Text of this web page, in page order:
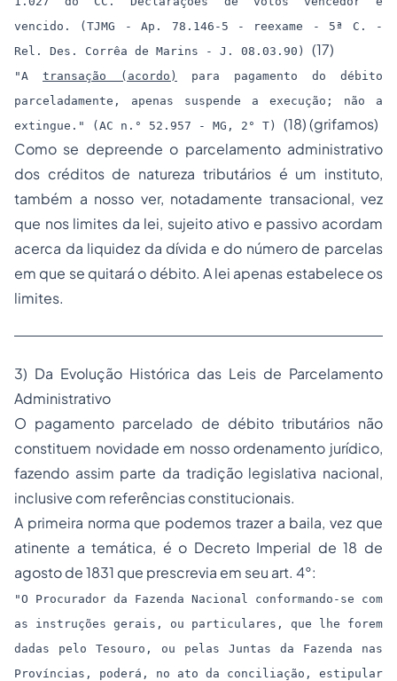
vencido. (TJMG - Ap. 78.146-5 - reexame - 5ª C. -
Rel. Des. Corrêa de Marins - J. 08.03.90) (17)
"A transação (acordo)
para pagamento do débito
parceladamente, apenas suspende a execução; não a
extingue." (AC n.° 52.957 - MG, 2° T) (18) (grifamos)
Como se depreende o parcelamento administrativo
dos créditos de natureza tributários é um instituto,
também a nosso ver, notadamente transacional, vez
que nos limites da lei, sujeito ativo e passivo acordam
acerca da liquidez da dívida e do número de parcelas
em que se quitará o débito. A lei apenas estabelece os
limites.
3) Da Evolução Histórica das Leis de Parcelamento
Administrativo
O pagamento parcelado de débito tributários não
constituem novidade em nosso ordenamento jurídico,
fazendo assim parte da tradição legislativa nacional,
inclusive com referências constitucionais.
A primeira norma que podemos trazer a baila, vez que
atinente a temática, é o Decreto Imperial de 18 de
agosto de 1831 que prescrevia em seu art. 4°:
"O Procurador da Fazenda Nacional conformando-se com
as instruções gerais, ou particulares, que lhe forem
dadas pelo Tesouro, ou pelas Juntas da Fazenda nas
Províncias, poderá, no ato da conciliação, estipular